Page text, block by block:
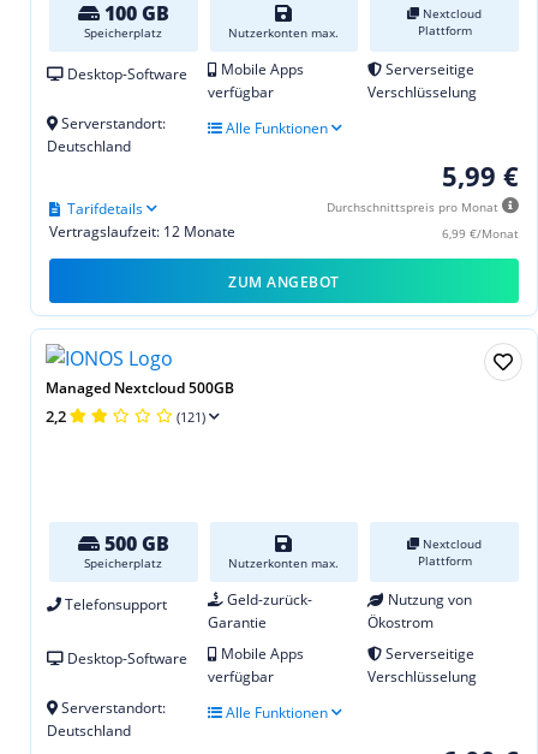
100 GB
Speicherplatz Nutzerkonten max.
Nextcloud
Plattform
Desktop-Software
Mobile Apps
verfügbar
Serverseitige
Verschlüsselung
Serverstandort:
Deutschland
Alle Funktionen
5,99 €
Durchschnittspreis pro Monat
6,99 €/Monat
Vertragslaufzeit: 12 Monate
Tarifdetails
ZUM ANGEBOT
Managed Nextcloud 500GB
2,2 (121)
500 GB
Speicherplatz Nutzerkonten max.
Nextcloud
Plattform
Telefonsupport
Geld-zurück-
Garantie
Nutzung von
Ökostrom
Desktop-Software
Mobile Apps
verfügbar
Serverseitige
Verschlüsselung
Serverstandort:
Deutschland
Alle Funktionen